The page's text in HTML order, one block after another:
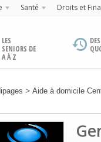
Santé Droits et
LES
SENIORS DE
A À Z
> Aide à domicile